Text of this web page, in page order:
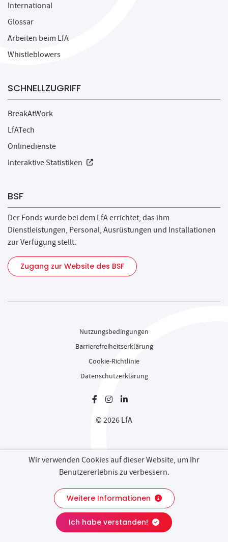
Wir verwenden Cookies auf dieser Website, um Ihr
Benutzererlebnis zu verbessern.
Weitere Informationen
Ich habe verstanden!
International
Glossar
Arbeiten beim LfA
Whistleblowers
SCHNELLZUGRIFF
BreakAtWork
LfATech
Onlinedienste
Interaktive Statistiken Neues Fenster
BSF
Der Fonds wurde bei dem LfA errichtet, das ihm
Dienstleistungen, Personal, Ausrüstungen und Installationen
zur Verfügung stellt.
Zugang zur Website des BSF
Nutzungsbedingungen
Barrierefreiheitserklärung
Cookie-Richtlinie
Datenschutzerklärung
Neues Fenster
Neues Fenster
Neues Fenster
© 2026 LfA